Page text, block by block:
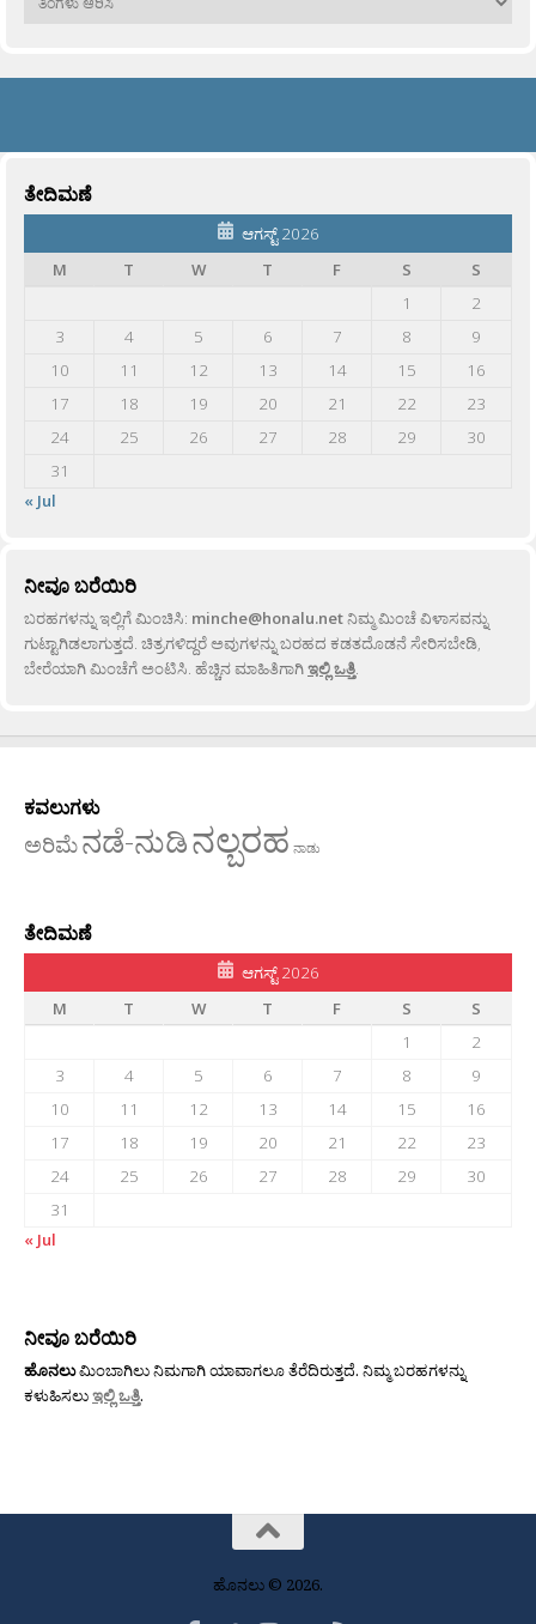
ತೇದಿಮಣೆ
ಆಗಸ್ಟ್ 2026
M
T W T F S
S
1
2
3
4 5 6 7 8
9
10
11 12 13 14 15
16
17
18 19 20 21 22
23
24
25 26 27 28 29
30
31
« Jul
ನೀವೂ ಬರೆಯಿರಿ
ಬರಹಗಳನ್ನು ಇಲ್ಲಿಗೆ ಮಿಂಚಿಸಿ: minche@honalu.netನಿಮ್ಮ ಮಿಂಚೆ ವಿಳಾಸವನ್ನು
ಗುಟ್ಟಾಗಿಡಲಾಗುತ್ತದೆ. ಚಿತ್ರಗಳಿದ್ದರೆ ಅವುಗಳನ್ನು ಬರಹದ ಕಡತದೊಡನೆ ಸೇರಿಸಬೇಡಿ,
ಬೇರೆಯಾಗಿ ಮಿಂಚೆಗೆ ಅಂಟಿಸಿ. ಹೆಚ್ಚಿನ ಮಾಹಿತಿಗಾಗಿಇಲ್ಲಿ ಒತ್ತಿ.
ಕವಲುಗಳು
ಅರಿಮೆನಡೆ-ನುಡಿನಲ್ಬರಹ ನಾಡು
ತೇದಿಮಣೆ
ಆಗಸ್ಟ್ 2026
M
T W T F S
S
1
2
3
4 5 6 7 8
9
10
11 12 13 14 15
16
17
18 19 20 21 22
23
24
25 26 27 28 29
30
31
« Jul
ನೀವೂ ಬರೆಯಿರಿ
ಹೊನಲುಮಿಂಬಾಗಿಲು ನಿಮಗಾಗಿ ಯಾವಾಗಲೂ ತೆರೆದಿರುತ್ತದೆ. ನಿಮ್ಮ ಬರಹಗಳನ್ನು
ಕಳುಹಿಸಲುಇಲ್ಲಿ ಒತ್ತಿ.
ಹೊನಲು © 2026.